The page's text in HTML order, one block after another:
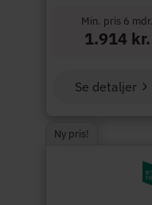
Min. pris 6 mdr.
1.914 kr.
Se detaljer
Ny pris!